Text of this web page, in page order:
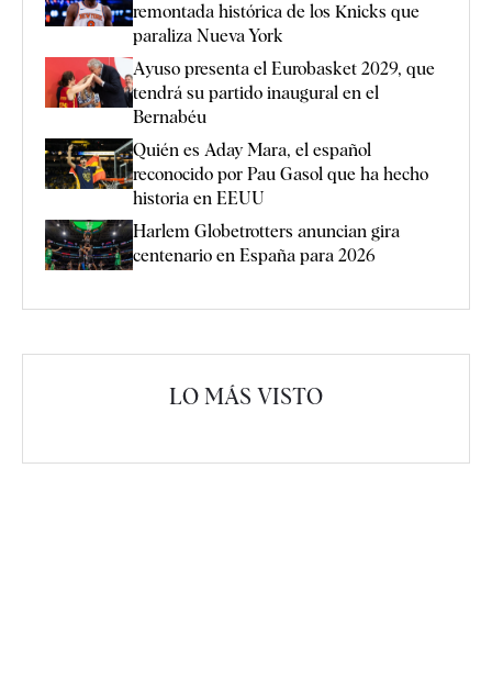
remontada histórica de los Knicks que
paraliza Nueva York
Ayuso presenta el Eurobasket 2029, que
tendrá su partido inaugural en el
Bernabéu
Quién es Aday Mara, el español
reconocido por Pau Gasol que ha hecho
historia en EEUU
Harlem Globetrotters anuncian gira
centenario en España para 2026
LO MÁS VISTO